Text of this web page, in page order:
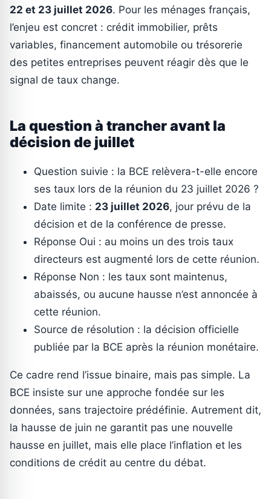
22 et 23 juillet 2026. Pour les ménages français,
l’enjeu est concret : crédit immobilier, prêts
variables, financement automobile ou trésorerie
des petites entreprises peuvent réagir dès que le
signal de taux change.
La question à trancher avant la
décision de juillet
Question suivie : la BCE relèvera-t-elle encore
ses taux lors de la réunion du 23 juillet 2026 ?
Date limite : 23 juillet 2026, jour prévu de la
décision et de la conférence de presse.
Réponse Oui : au moins un des trois taux
directeurs est augmenté lors de cette réunion.
Réponse Non : les taux sont maintenus,
abaissés, ou aucune hausse n’est annoncée à
cette réunion.
Source de résolution : la décision officielle
publiée par la BCE après la réunion monétaire.
Ce cadre rend l’issue binaire, mais pas simple. La
BCE insiste sur une approche fondée sur les
données, sans trajectoire prédéfinie. Autrement dit,
la hausse de juin ne garantit pas une nouvelle
hausse en juillet, mais elle place l’inflation et les
conditions de crédit au centre du débat.